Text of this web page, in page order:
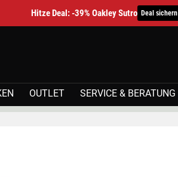
Hitze Deal: -39% Oakley Sutro Deal sichern
OUTLET SERVICE & BERATUNG